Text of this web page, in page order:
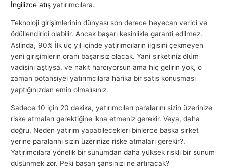
İngilizce atış yatırımcılara.
Teknoloji girişimlerinin dünyası son derece heyecan verici ve
ödüllendirici olabilir. Ancak başarı kesinlikle garanti edilmez.
Aslında, 90% İlk üç yıl içinde yatırımcıların ilgisini çekmeyen
yeni girişimlerin oranı başarısız olacak. Yani şirketiniz ölüm
vadisini aştıysa, ve nakit harcıyorsun ama hiç gelirin yok, o
zaman potansiyel yatırımcılara harika bir satış konuşması
yaptığınızdan emin olmalısınız.
Sadece 10 için 20 dakika, yatırımcıları paralarını sizin üzerinize
riske atmaları gerektiğine ikna etmeniz gerekir. Veya, daha
doğru, Neden yatırım yapabilecekleri binlerce başka şirket
yerine paralarını sizin üzerinize riske atmaları gerekir?.
Yatırımcılara yönelik bir sunumdan daha yüksek riskli bir sunum
düşünmek zor. Peki başarı şansınızı ne artıracak?